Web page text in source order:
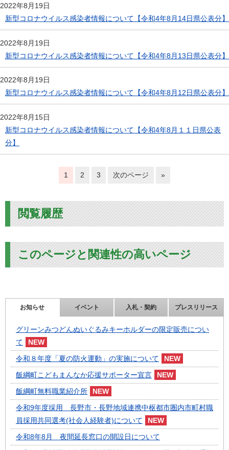
2022年8月19日
新型コロナウイルス感染者情報について【令和4年8月14日県公表分】
2022年8月19日
新型コロナウイルス感染者情報について【令和4年8月13日県公表分】
2022年8月19日
新型コロナウイルス感染者情報について【令和4年8月12日県公表分】
2022年8月15日
新型コロナウイルス感染者情報について【令和4年8月１１日県公表
分】
1 2 3 次のページ »
閲覧履歴
このページと関連性の高いページ
お知らせ イベント 入札・契約 プレスリリース
グリーンみつどんぬいぐるみキーホルダーの限定販売につい
て
令和８年度「夏の防火運動」の実施について
飯綱町こどもまんなか応援サポーター宣言
飯綱町無料職業紹介所
令和9年度採用 長野市・長野地域連携中枢都市圏内市町村職
員採用共同選考(社会人経験者)について
令和8年8月 夜間延長窓口の開設日について